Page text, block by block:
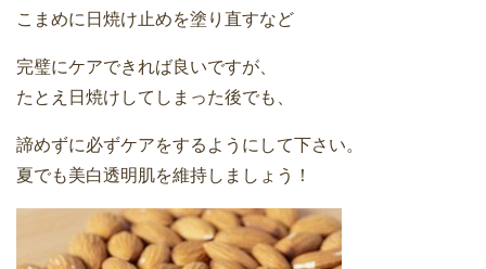
こまめに日焼け止めを塗り直すなど
完璧にケアできれば良いですが、
たとえ日焼けしてしまった後でも、
諦めずに必ずケアをするようにして下さい。
夏でも美白透明肌を維持しましょう！